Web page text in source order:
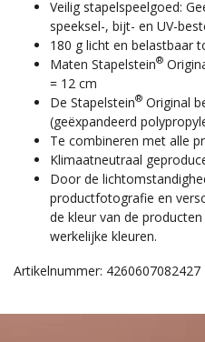
Veilig stapelspeelgoed:
speeksel-, bijt- en UV-
180 g licht en belastbaar
Maten Stapelstein®
= 12 cm
De Stapelstein® Original
(geëxpandeerd
Te combineren met alle
Klimaatneutraal
Door de
productfotografie en
de kleur van de
werkelijke kleuren.
Artikelnummer: 4260607082427